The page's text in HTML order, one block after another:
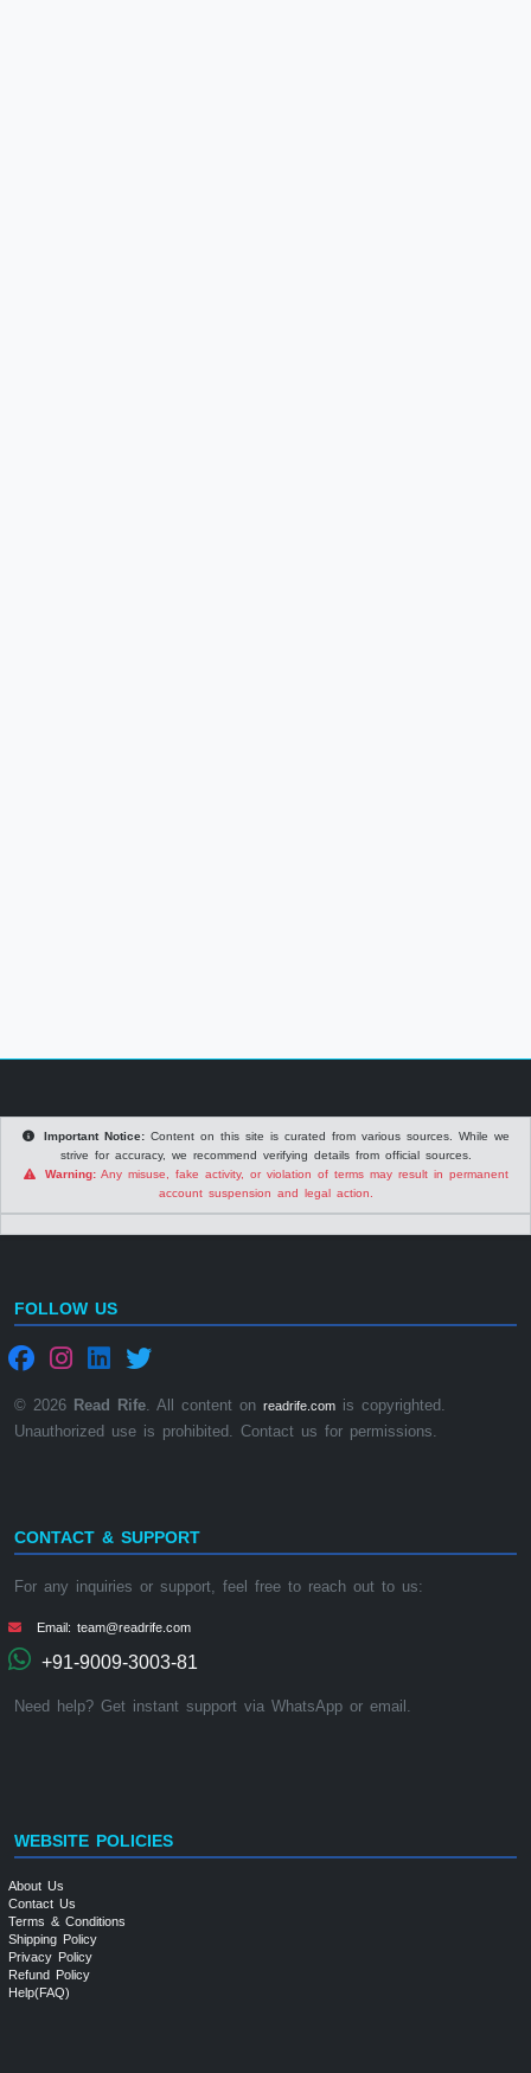
Important Notice:Content on this site is curated from various sources. While we
strive for accuracy, we recommend verifying details from official sources.
Warning:Any misuse, fake activity, or violation of terms may result in permanent
account suspension and legal action.
FOLLOW US
© 2026 Read Rife. All content on readrife.com is copyrighted.
Unauthorized use is prohibited. Contact us for permissions.
CONTACT & SUPPORT
For any inquiries or support, feel free to reach out to us:
Email: team@readrife.com
+91-9009-3003-81
Need help? Get instant support via WhatsApp or email.
WEBSITE POLICIES
About Us
Contact Us
Terms & Conditions
Shipping Policy
Privacy Policy
Refund Policy
Help(FAQ)